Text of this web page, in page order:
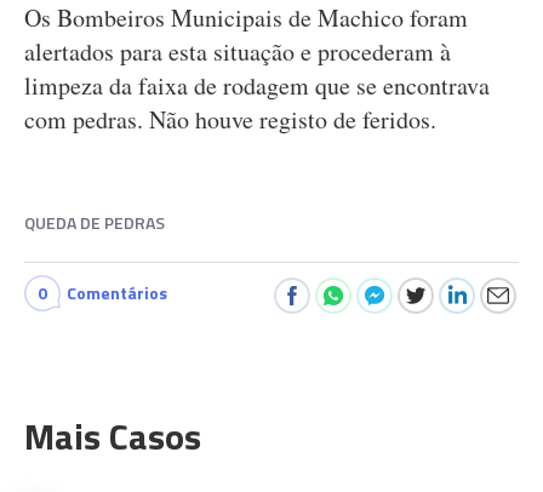
Os Bombeiros Municipais de Machico foram
alertados para esta situação e procederam à
limpeza da faixa de rodagem que se encontrava
com pedras. Não houve registo de feridos.
QUEDA DE PEDRAS
0 Comentários
Mais Casos